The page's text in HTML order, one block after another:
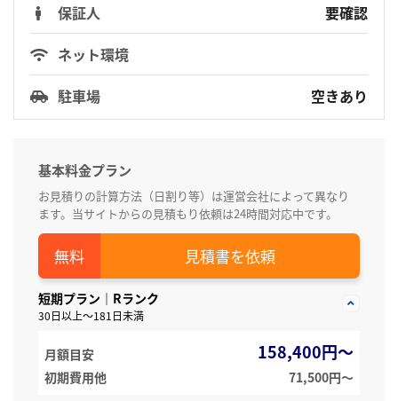
保証人
要確認
ネット環境
駐車場
空きあり
基本料金プラン
お見積りの計算方法（日割り等）は運営会社によって異なり
ます。当サイトからの見積もり依頼は24時間対応中です。
見積書を依頼
短期プラン｜Rランク
30日以上～181日未満
月額目安 158,400円～
初期費用他
71,500円〜